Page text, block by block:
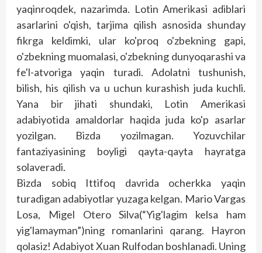
yaqinroqdek, nazarimda. Lotin Amerikasi adiblari
asarlarini o'qish, tarjima qilish asnosida shunday
fikrga keldimki, ular ko'proq o'zbekning gapi,
o'zbekning muomalasi, o'zbekning dunyo­qarashi va
fe'l-atvoriga yaqin turadi. Adolatni tushunish,
bilish, his qilish va u uchun kurashish juda kuchli.
Yana bir jihati shundaki, Lotin Amerikasi
adabiyotida amaldorlar haqida juda ko'p asarlar
yozilgan. Bizda yozilmagan. Yozuvchilar
fantaziyasining boyligi qayta-qayta hayratga
solaveradi.
Bizda sobiq Ittifoq davrida ocherk­­ka yaqin
turadigan adabiyotlar yuzaga kelgan. Mario Vargas
Losa, Migel Otero Silva(“Yig'lagim kelsa ham
yig'lamayman”)ning romanlarini qarang. Hayron
qolasiz! Adabiyot Xuan Rulfodan boshlanadi. Uning